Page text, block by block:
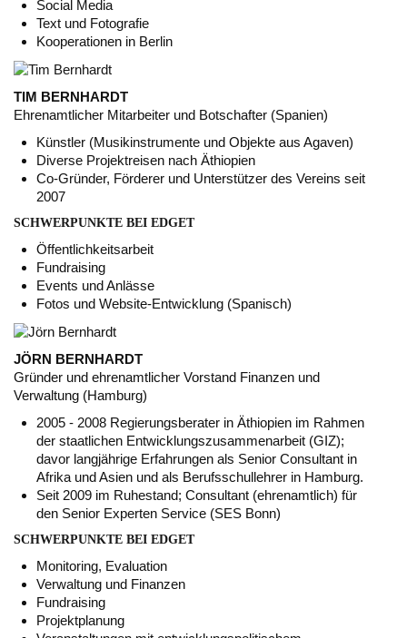
Social Media
Text und Fotografie
Kooperationen in Berlin
TIM BERNHARDT
Ehrenamtlicher Mitarbeiter und Botschafter (Spanien)
Künstler (Musikinstrumente und Objekte aus Agaven)
Diverse Projektreisen nach Äthiopien
Co-Gründer, Förderer und Unterstützer des Vereins seit
2007
SCHWERPUNKTE BEI EDGET
Öffentlichkeitsarbeit
Fundraising
Events und Anlässe
Fotos und Website-Entwicklung (Spanisch)
JÖRN BERNHARDT
Gründer und ehrenamtlicher Vorstand Finanzen und
Verwaltung (Hamburg)
2005 - 2008 Regierungsberater in Äthiopien im Rahmen
der staatlichen Entwicklungszusammenarbeit (GIZ);
davor langjährige Erfahrungen als Senior Consultant in
Afrika und Asien und als Berufsschullehrer in Hamburg.
Seit 2009 im Ruhestand; Consultant (ehrenamtlich) für
den Senior Experten Service (SES Bonn)
SCHWERPUNKTE BEI EDGET
Monitoring, Evaluation
Verwaltung und Finanzen
Fundraising
Projektplanung